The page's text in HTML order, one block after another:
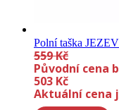
Polní taška
559Kč
Původní cena
503 Kč
Aktuální cena